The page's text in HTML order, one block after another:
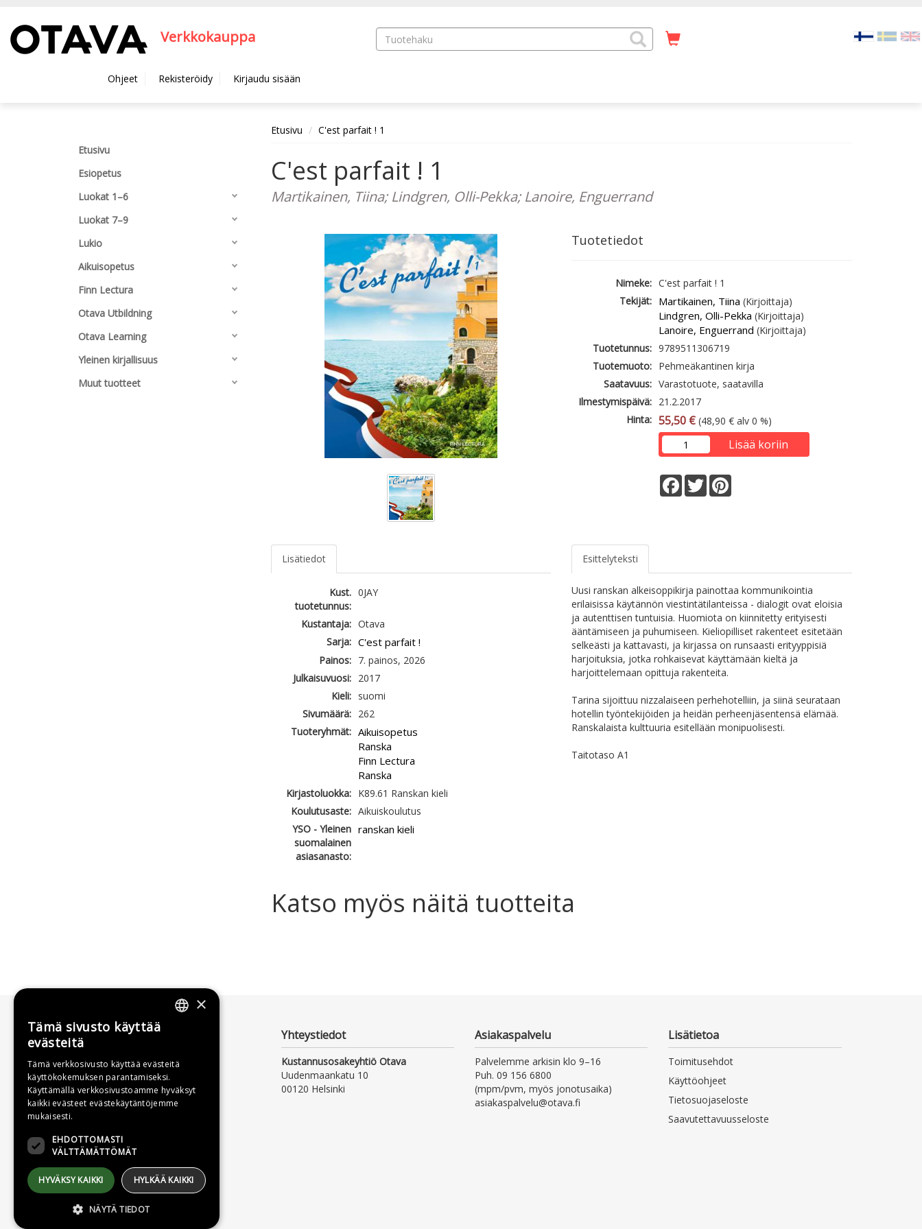
Verkkokauppa
Ohjeet Rekisteröidy Kirjaudu sisään
Etusivu
Esiopetus
Luokat 1–6
Luokat 7–9
Lukio
Aikuisopetus
Finn Lectura
Otava Utbildning
Otava Learning
Yleinen kirjallisuus
Muut tuotteet
Etusivu C'est parfait ! 1
C'est parfait ! 1
Martikainen, Tiina; Lindgren, Olli-Pekka; Lanoire, Enguerrand
Tuotetiedot
Nimeke: C'est parfait ! 1
Tekijät: Martikainen, Tiina (Kirjoittaja)
Lindgren, Olli-Pekka (Kirjoittaja)
Lanoire, Enguerrand (Kirjoittaja)
Tuotetunnus: 9789511306719
Tuotemuoto: Pehmeäkantinen kirja
Saatavuus: Varastotuote, saatavilla
Ilmestymispäivä: 21.2.2017
Hinta: 55,50 € (48,90 € alv 0 %)
Lisää koriin
Facebook
Twitter
Lisätiedot
Kust.
tuotetunnus:
0JAY
Kustantaja: Otava
Sarja: C'est parfait !
Painos:
7. painos, 2026
Julkaisuvuosi:
2017
Kieli:
suomi
Sivumäärä:
262
Tuoteryhmät: Aikuisopetus
Ranska
Finn Lectura
Ranska
Kirjastoluokka:
K89.61 Ranskan kieli
Koulutusaste: Aikuiskoulutus
YSO - Yleinen
suomalainen
asiasanasto:
ranskan kieli
Esittelyteksti
Uusi ranskan alkeisoppikirja painottaa kommunikointia
erilaisissa käytännön viestintätilanteissa - dialogit ovat eloisia
ja autenttisen tuntuisia. Huomiota on kiinnitetty erityisesti
ääntämiseen ja puhumiseen. Kieliopilliset rakenteet esitetään
selkeästi ja kattavasti, ja kirjassa on runsaasti erityyppisiä
harjoituksia, jotka rohkaisevat käyttämään kieltä ja
harjoittelemaan opittuja rakenteita.
Tarina sijoittuu nizzalaiseen perhehotelliin, ja siinä seurataan
hotellin työntekijöiden ja heidän perheenjäsentensä elämää.
Ranskalaista kulttuuria esitellään monipuolisesti.
Taitotaso A1
Katso myös näitä tuotteita
Yhteystiedot
Kustannusosakeyhtiö Otava
Uudenmaankatu 10
00120 Helsinki
Asiakaspalvelu
Palvelemme arkisin klo 9–16
Puh. 09 156 6800
(mpm/pvm, myös jonotusaika)
asiakaspalvelu@otava.fi
Lisätietoa
Toimitusehdot
Käyttöohjeet
Tietosuojaseloste
Saavutettavuusseloste
×
Tämä sivusto käyttää
evästeitä
Tämä verkkosivusto käyttää evästeitä
käyttökokemuksen parantamiseksi.
Käyttämällä verkkosivustoamme hyväksyt
kaikki evästeet evästekäytäntöjemme
mukaisesti.
EHDOTTOMASTI
VÄLTTÄMÄTTÖMÄT
HYVÄKSY KAIKKI HYLKÄÄ KAIKKI
NÄYTÄ TIEDOT